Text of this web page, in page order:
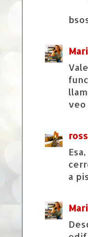
a